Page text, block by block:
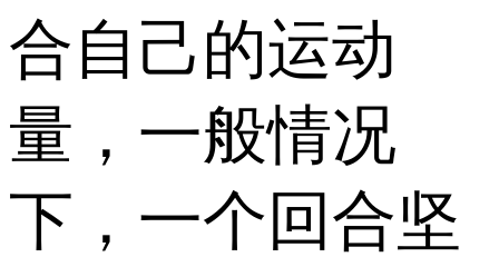
合自己的运动
量，一般情况
下，一个回合坚